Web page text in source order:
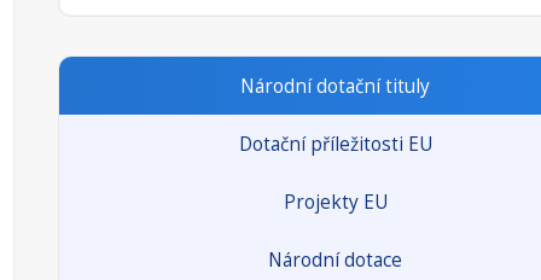
Národní dotační tituly
Dotační příležitosti EU
Projekty EU
Národní dotace